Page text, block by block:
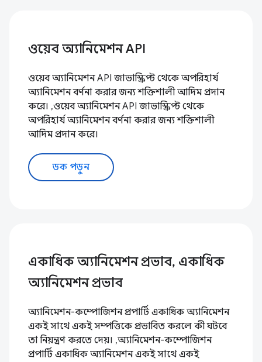
ওয়েব অ্যানিমেশন API
ওয়েব অ্যানিমেশন API জাভাস্ক্রিপ্ট থেকে অপরিহার্য
অ্যানিমেশন বর্ণনা করার জন্য শক্তিশালী আদিম প্রদান
করে। ,ওয়েব অ্যানিমেশন API জাভাস্ক্রিপ্ট থেকে
অপরিহার্য অ্যানিমেশন বর্ণনা করার জন্য শক্তিশালী
আদিম প্রদান করে।
ডক পড়ুন
একাধিক অ্যানিমেশন প্রভাব, একাধিক
অ্যানিমেশন প্রভাব
অ্যানিমেশন-কম্পোজিশন প্রপার্টি একাধিক অ্যানিমেশন
একই সাথে একই সম্পত্তিকে প্রভাবিত করলে কী ঘটবে
তা নিয়ন্ত্রণ করতে দেয়। ,অ্যানিমেশন-কম্পোজিশন
প্রপার্টি একাধিক অ্যানিমেশন একই সাথে একই